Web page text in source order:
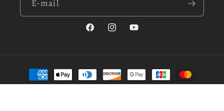
E-mail
FacebookInstagramYouTube
Metode
de